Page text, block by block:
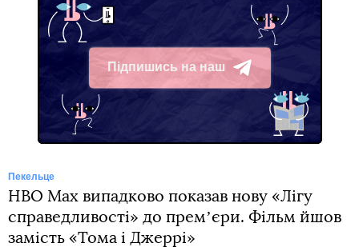
Підпишись на наш
Telegram
Пекельце
HBO Max випадково показав нову «Лігу
справедливості» до премʼєри. Фільм йшов
замість «Тома і Джеррі»